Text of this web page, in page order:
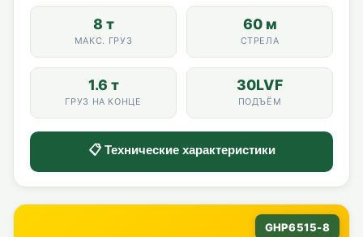
8 т
МАКС. ГРУЗ
60 м
СТРЕЛА
1.6 т
ГРУЗ НА КОНЦЕ
30LVF
ПОДЪЁМ
📋 Технические характеристики
GHP6515-8